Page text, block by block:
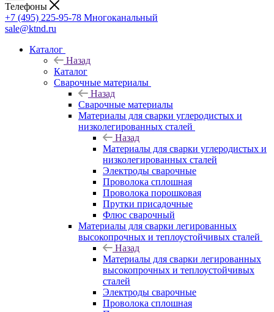
Телефоны
+7 (495) 225-95-78 Многоканальный
sale@ktnd.ru
Каталог
Назад
Каталог
Сварочные материалы
Назад
Сварочные материалы
Материалы для сварки углеродистых и
низколегированных сталей
Назад
Материалы для сварки углеродистых и
низколегированных сталей
Электроды сварочные
Проволока сплошная
Проволока порошковая
Прутки присадочные
Флюс сварочный
Материалы для сварки легированных
высокопрочных и теплоустойчивых сталей
Назад
Материалы для сварки легированных
высокопрочных и теплоустойчивых
сталей
Электроды сварочные
Проволока сплошная